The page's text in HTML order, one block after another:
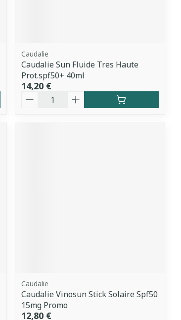
Caudalie
Caudalie Sun Fluide Tres Haute
Prot.spf50+ 40ml
14,20 €
Quantité
Caudalie
Caudalie Vinosun Stick Solaire Spf50
15mg Promo
12,80 €